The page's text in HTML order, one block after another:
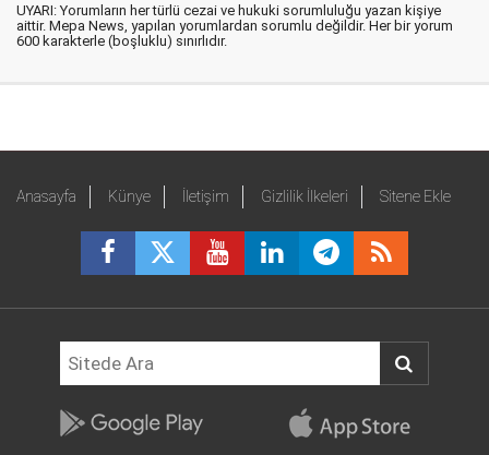
UYARI: Yorumların her türlü cezai ve hukuki sorumluluğu yazan kişiye
aittir. Mepa News, yapılan yorumlardan sorumlu değildir. Her bir yorum
600 karakterle (boşluklu) sınırlıdır.
Anasayfa Künye İletişim Gizlilik İlkeleri Sitene Ekle